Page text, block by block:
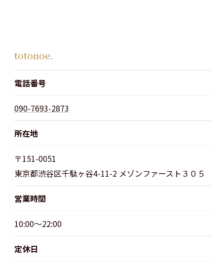
totonoe.
電話番号
090-7693-2873
所在地
〒151-0051
東京都渋谷区千駄ヶ谷4-11-2 メゾンファースト３０５
営業時間
10:00～22:00
定休日